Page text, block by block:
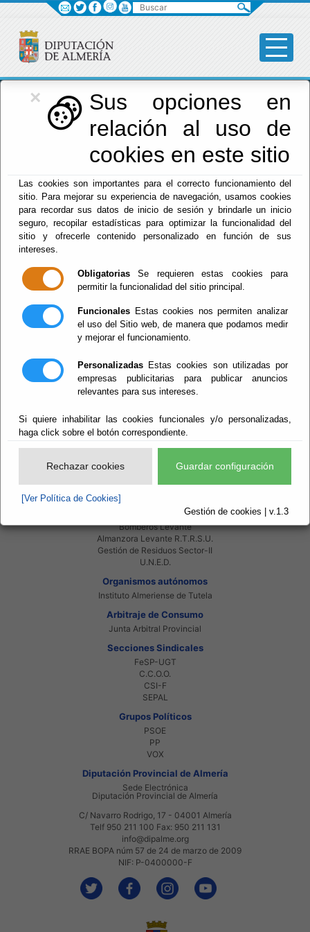
×
Sus opciones en
relación al uso de
cookies en este sitio
Las cookies son importantes para el correcto funcionamiento del
sitio. Para mejorar su experiencia de navegación, usamos cookies
para recordar sus datos de inicio de sesión y brindarle un inicio
seguro, recopilar estadísticas para optimizar la funcionalidad del
sitio y ofrecerle contenido personalizado en función de sus
intereses.
Obligatorias Se requieren estas cookies para
permitir la funcionalidad del sitio principal.
Funcionales Estas cookies nos permiten analizar
el uso del Sitio web, de manera que podamos medir
y mejorar el funcionamiento.
Personalizadas Estas cookies son utilizadas por
empresas publicitarias para publicar anuncios
relevantes para sus intereses.
Si quiere inhabilitar las cookies funcionales y/o personalizadas,
haga click sobre el botón correspondiente.
Rechazar cookies Guardar configuración
[Ver Política de Cookies]
Gestión de cookies | v.1.3
Diputación
Menú Diputación
Compatibilidad
Autorizaciones de compatibilidad del personal
de la Excma. Diputación Provincial
Red Provincial
Intranet Provincial
Intranet Beneficiarios
Servicios EE.LL.
Red Provincial
Beneficiarios Red Provincial
Punto de Informacion del Catastro
Agencia Tributaria
Junta de Andalucia
Bomberos Poniente
Bomberos Levante
Almanzora Levante R.T.R.S.U.
Gestión de Residuos Sector-II
U.N.E.D.
Organismos autónomos
Instituto Almeriense de Tutela
Arbitraje de Consumo
Junta Arbitral Provincial
Secciones Sindicales
FeSP-UGT
C.C.O.O.
CSI-F
SEPAL
Grupos Políticos
PSOE
PP
VOX
Diputación Provincial de Almería
Sede Electrónica
Diputación Provincial de Almería
C/ Navarro Rodrigo, 17 - 04001 Almería
Telf 950 211 100 Fax: 950 211 131
info@dipalme.org
RRAE BOPA núm 57 de 24 de marzo de 2009
NIF: P-0400000-F
Buscar